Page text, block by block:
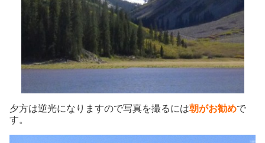
夕方は逆光になりますので写真を撮るには朝がお勧めで
す。